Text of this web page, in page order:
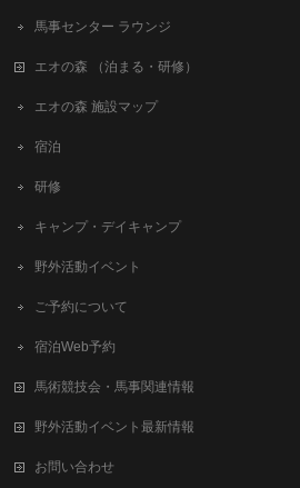
馬事センター ラウンジ
エオの森 （泊まる・研修）
エオの森 施設マップ
宿泊
研修
キャンプ・デイキャンプ
野外活動イベント
ご予約について
宿泊Web予約
馬術競技会・馬事関連情報
野外活動イベント最新情報
お問い合わせ